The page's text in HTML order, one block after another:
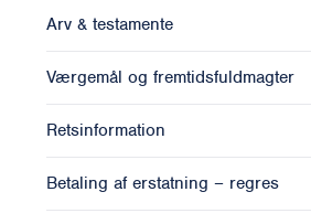
Arv & testamente
Værgemål og fremtidsfuldmagter
Retsinformation
Betaling af erstatning – regres